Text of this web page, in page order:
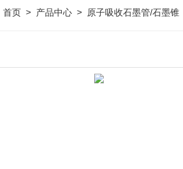
首页 > 产品中心 > 原子吸收石墨管/石墨锥